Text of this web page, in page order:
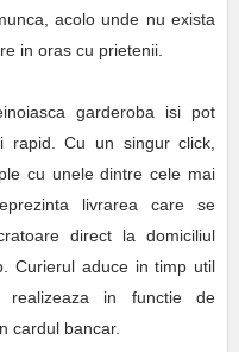
acolo unde nu exista
in oras cu prietenii.
garderoba isi pot
rapid. Cu un singur click,
cu unele dintre cele mai
livrarea care se
direct la domiciliul
Curierul aduce in timp util
in functie de
cardul bancar.